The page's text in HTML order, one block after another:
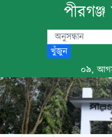
খুঁজুন
০৯,